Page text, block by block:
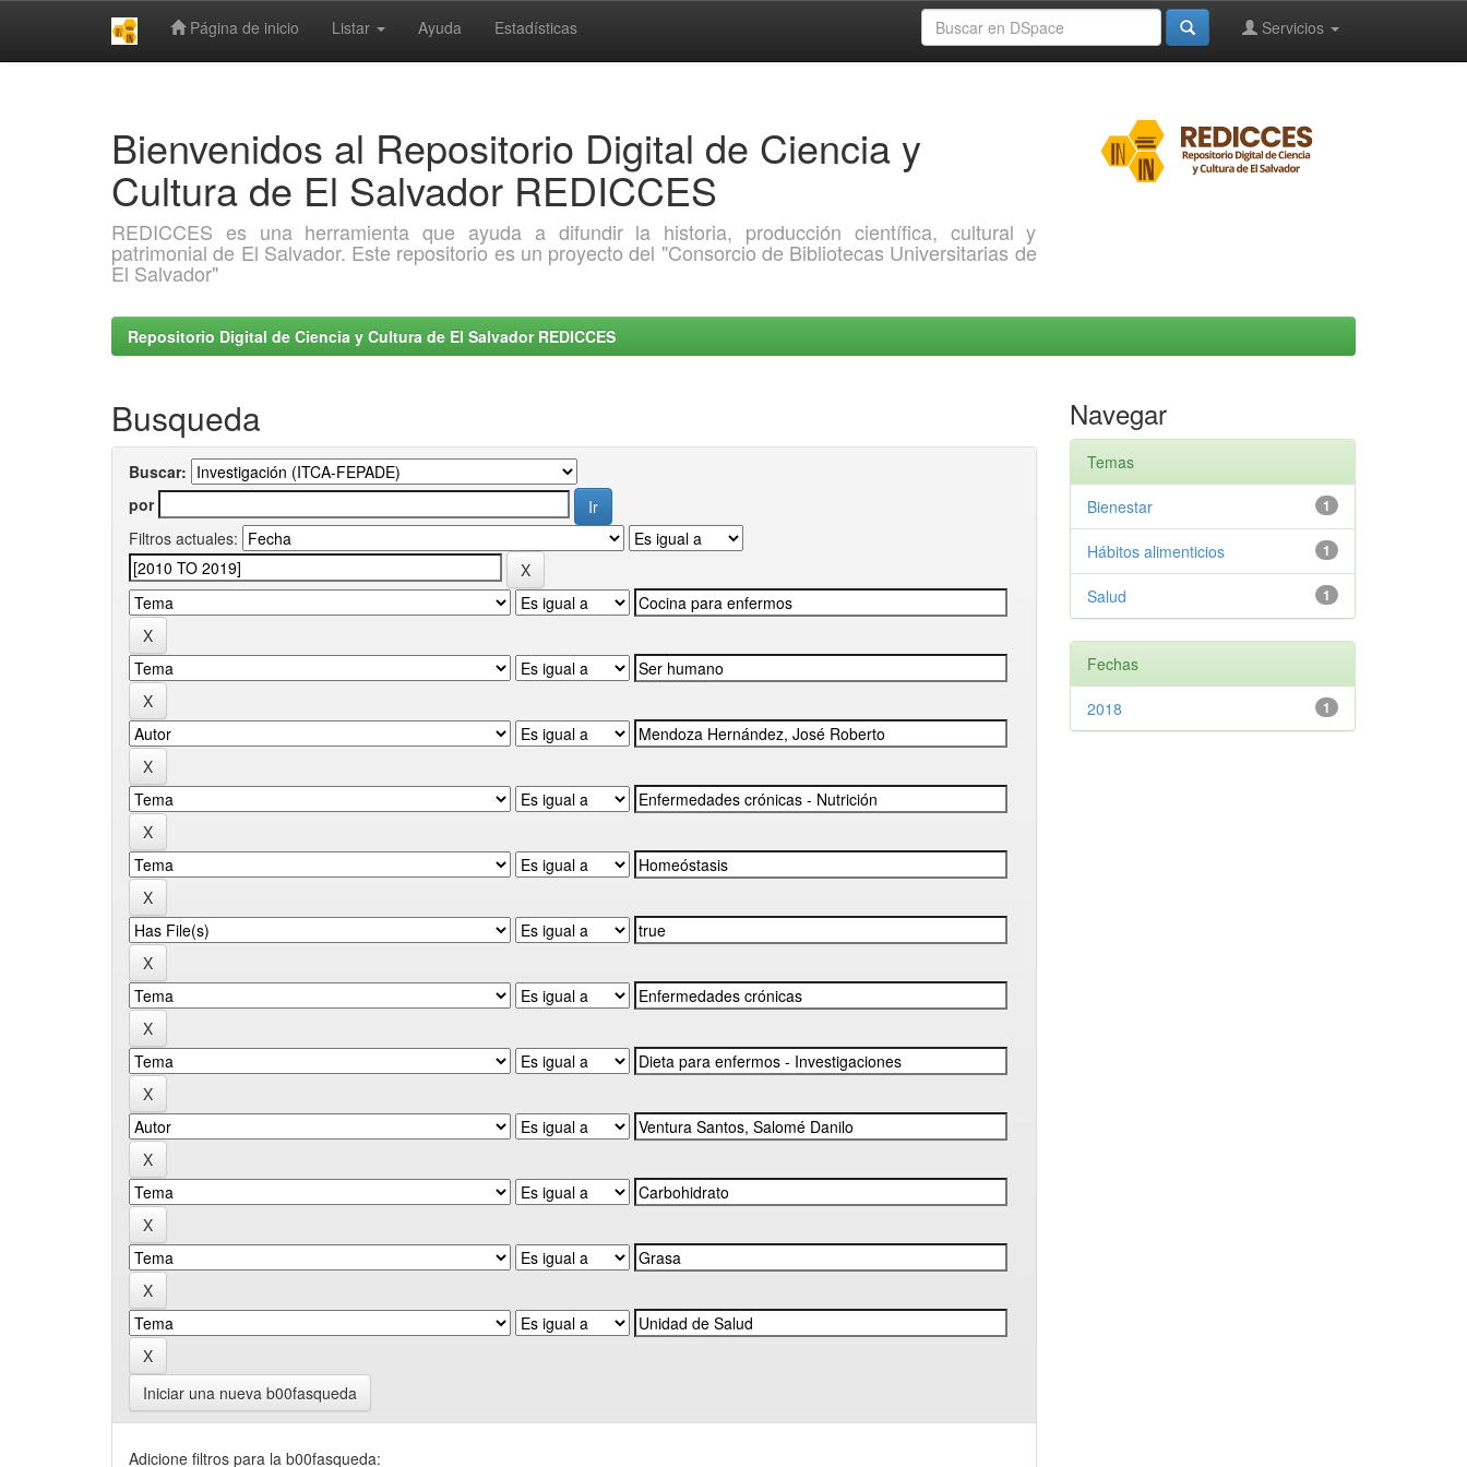
Página de inicio Listar Ayuda Estadísticas Servicios
Bienvenidos al Repositorio Digital de Ciencia y
Cultura de El Salvador REDICCES
REDICCES es una herramienta que ayuda a difundir la historia, producción científica, cultural y
patrimonial de El Salvador. Este repositorio es un proyecto del "Consorcio de Bibliotecas Universitarias de
El Salvador"
Repositorio Digital de Ciencia y Cultura de El Salvador REDICCES
Busqueda
Buscar:
por
Filtros actuales:
Iniciar una nueva b00fasqueda
Adicione filtros para la b00fasqueda:
Navegar
Temas
1
Bienestar
1
Hábitos alimenticios
1
Salud
Fechas
1
2018